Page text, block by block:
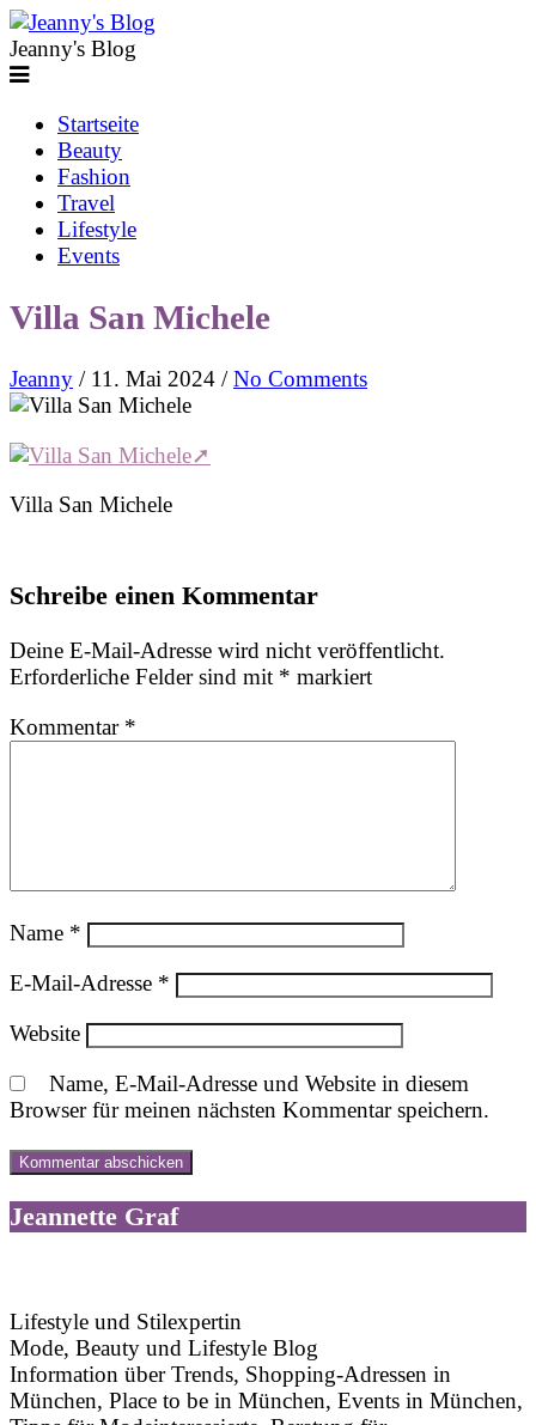
Jeanny's Blog
Startseite
Beauty
Fashion
Travel
Lifestyle
Events
Villa San Michele
Jeanny / 11. Mai 2024 /No Comments
Villa San Michele
Schreibe einen Kommentar
Deine E-Mail-Adresse wird nicht veröffentlicht.
Erforderliche Felder sind mit * markiert
Kommentar *
Name *
E-Mail-Adresse *
Website
Name, E-Mail-Adresse und Website in diesem
Browser für meinen nächsten Kommentar speichern.
Jeannette Graf
Lifestyle und Stilexpertin
Mode, Beauty und Lifestyle Blog
Information über Trends, Shopping-Adressen in
München, Place to be in München, Events in München,